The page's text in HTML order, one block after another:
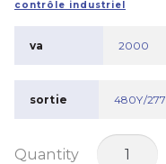
contrôle industriel
va 2000
sortie 480Y/277
Quantity
quantité